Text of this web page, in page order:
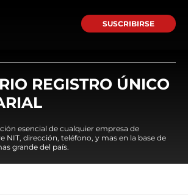
SUSCRIBIRSE
REGISTRO ÚNICO
esencial de cualquier empresa de
NIT, dirección, teléfono, y mas en la base de
grande del país.